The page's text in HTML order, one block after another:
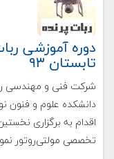
دوره آموزشی
تابستان ۹۳
شرکت فنی و مهندسی
دانشکده علوم و فنون
اقدام به برگزاری
تخصصی مولتی‌روتور